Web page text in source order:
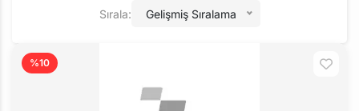
Sırala: Gelişmiş Sıralama
%10